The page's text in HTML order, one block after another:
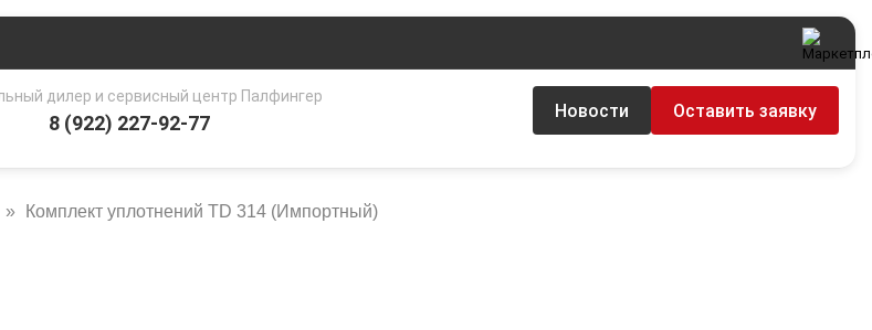
дилер и сервисный центр Палфингер
8 (922) 227-92-77
Новости Оставить заявку
Комплект уплотнений TD 314 (Импортный)